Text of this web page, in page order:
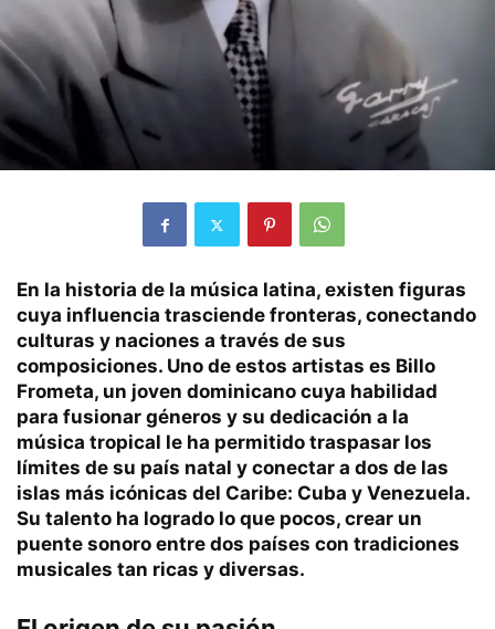
En la historia de la música latina, existen figuras
cuya influencia trasciende fronteras, conectando
culturas y naciones a través de sus
composiciones. Uno de estos artistas es Billo
Frometa, un joven dominicano cuya habilidad
para fusionar géneros y su dedicación a la
música tropical le ha permitido traspasar los
límites de su país natal y conectar a dos de las
islas más icónicas del Caribe: Cuba y Venezuela.
Su talento ha logrado lo que pocos, crear un
puente sonoro entre dos países con tradiciones
musicales tan ricas y diversas.